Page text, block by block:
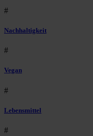
#
Nachhaltigkeit
#
Vegan
#
Lebensmittel
#